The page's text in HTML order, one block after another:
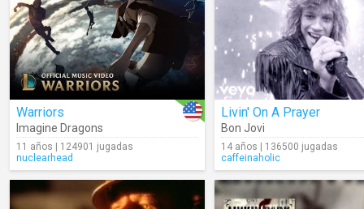
Warriors
Imagine Dragons
11 años | 124901 jugadas
nuclearhead
Livin' On A Prayer
Bon Jovi
14 años | 136500 jugadas
caffeinaholic